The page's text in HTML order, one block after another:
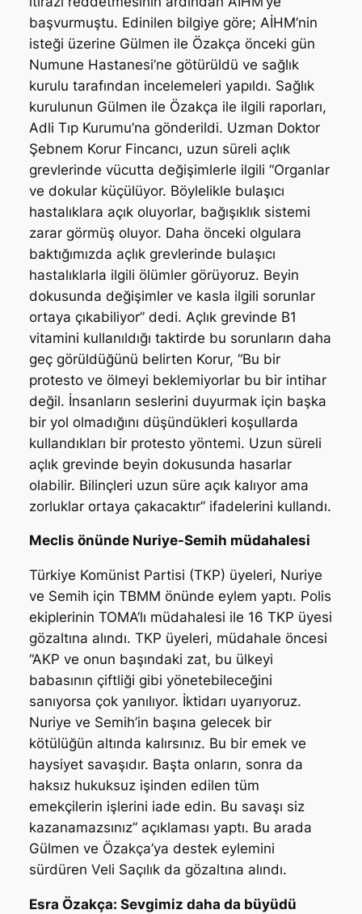
başvurmuştu. Edinilen bilgiye göre; AİHM’nin
isteği üzerine Gülmen ile Özakça önceki gün
Numune Hastanesi’ne götürüldü ve sağlık
kurulu tarafından incelemeleri yapıldı. Sağlık
kurulunun Gülmen ile Özakça ile ilgili raporları,
Adli Tıp Kurumu’na gönderildi. Uzman Doktor
Şebnem Korur Fincancı, uzun süreli açlık
grevlerinde vücutta değişimlerle ilgili “Organlar
ve dokular küçülüyor. Böylelikle bulaşıcı
hastalıklara açık oluyorlar, bağışıklık sistemi
zarar görmüş oluyor. Daha önceki olgulara
baktığımızda açlık grevlerinde bulaşıcı
hastalıklarla ilgili ölümler görüyoruz. Beyin
dokusunda değişimler ve kasla ilgili sorunlar
ortaya çıkabiliyor” dedi. Açlık grevinde B1
vitamini kullanıldığı taktirde bu sorunların daha
geç görüldüğünü belirten Korur, “Bu bir
protesto ve ölmeyi beklemiyorlar bu bir intihar
değil. İnsanların seslerini duyurmak için başka
bir yol olmadığını düşündükleri koşullarda
kullandıkları bir protesto yöntemi. Uzun süreli
açlık grevinde beyin dokusunda hasarlar
olabilir. Bilinçleri uzun süre açık kalıyor ama
zorluklar ortaya çakacaktır” ifadelerini kullandı.
Meclis önünde Nuriye-Semih müdahalesi
Türkiye Komünist Partisi (TKP) üyeleri, Nuriye
ve Semih için TBMM önünde eylem yaptı. Polis
ekiplerinin TOMA’lı müdahalesi ile 16 TKP üyesi
gözaltına alındı. TKP üyeleri, müdahale öncesi
“AKP ve onun başındaki zat, bu ülkeyi
babasının çiftliği gibi yönetebileceğini
sanıyorsa çok yanılıyor. İktidarı uyarıyoruz.
Nuriye ve Semih’in başına gelecek bir
kötülüğün altında kalırsınız. Bu bir emek ve
haysiyet savaşıdır. Başta onların, sonra da
haksız hukuksuz işinden edilen tüm
emekçilerin işlerini iade edin. Bu savaşı siz
kazanamazsınız” açıklaması yaptı. Bu arada
Gülmen ve Özakça’ya destek eylemini
sürdüren Veli Saçılık da gözaltına alındı.
Esra Özakça: Sevgimiz daha da büyüdü